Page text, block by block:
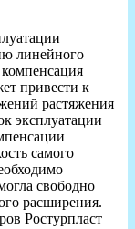
линейного
привести к
растяжения
эксплуатации
самого
свободно
расширения.
Ростурпласт